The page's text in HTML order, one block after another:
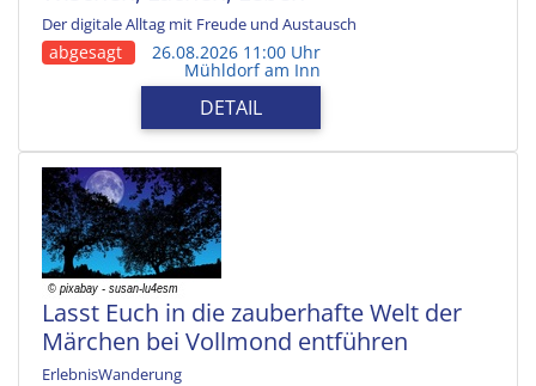
Der digitale Alltag mit Freude und Austausch
abgesagt 26.08.2026 11:00 Uhr
Mühldorf am Inn
DETAIL
Lasst Euch in die zauberhafte Welt der
Märchen bei Vollmond entführen
ErlebnisWanderung